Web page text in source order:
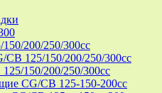
200/250/300cc
125/150/200/250/300cc
150/200/250/300cc
CG/CB 125-150-200cc